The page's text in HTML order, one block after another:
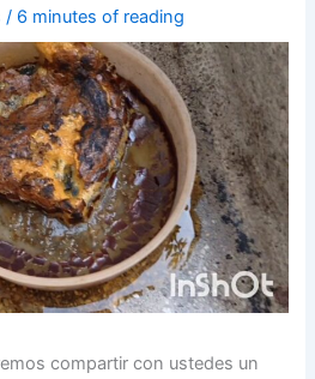
/ 6 minutes of reading
compartir con ustedes un